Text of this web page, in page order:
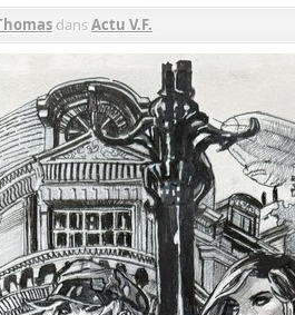
dansActu V.F.